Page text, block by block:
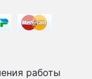
работы